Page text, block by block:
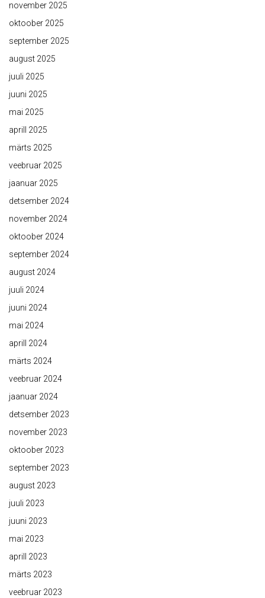
november 2025
oktoober 2025
september 2025
august 2025
juuli 2025
juuni 2025
mai 2025
aprill 2025
märts 2025
veebruar 2025
jaanuar 2025
detsember 2024
november 2024
oktoober 2024
september 2024
august 2024
juuli 2024
juuni 2024
mai 2024
aprill 2024
märts 2024
veebruar 2024
jaanuar 2024
detsember 2023
november 2023
oktoober 2023
september 2023
august 2023
juuli 2023
juuni 2023
mai 2023
aprill 2023
märts 2023
veebruar 2023